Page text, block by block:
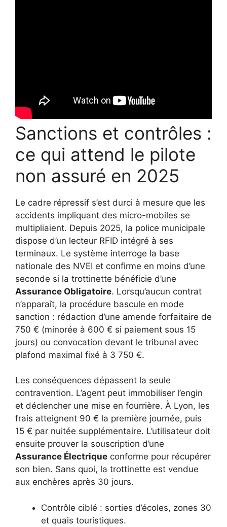
Sanctions et contrôles :
ce qui attend le pilote
non assuré en 2025
Le cadre répressif s’est durci à mesure que les
accidents impliquant des micro-mobiles se
multipliaient. Depuis 2025, la police municipale
dispose d’un lecteur RFID intégré à ses
terminaux. Le système interroge la base
nationale des NVEI et confirme en moins d’une
seconde si la trottinette bénéficie d’une
Assurance Obligatoire. Lorsqu’aucun contrat
n’apparaît, la procédure bascule en mode
sanction : rédaction d’une amende forfaitaire de
750 € (minorée à 600 € si paiement sous 15
jours) ou convocation devant le tribunal avec
plafond maximal fixé à 3 750 €.
Les conséquences dépassent la seule
contravention. L’agent peut immobiliser l’engin
et déclencher une mise en fourrière. À Lyon, les
frais atteignent 90 € la première journée, puis
15 € par nuitée supplémentaire. L’utilisateur doit
ensuite prouver la souscription d’une
Assurance Électrique conforme pour récupérer
son bien. Sans quoi, la trottinette est vendue
aux enchères après 30 jours.
Contrôle ciblé : sorties d’écoles, zones 30
et quais touristiques.